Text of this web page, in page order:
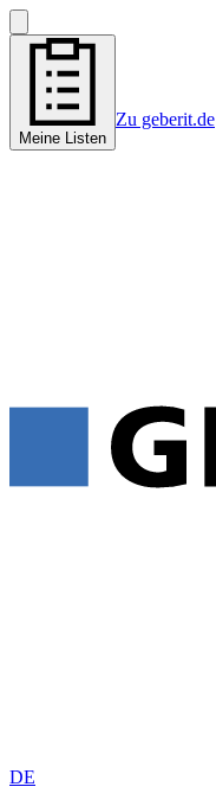
Meine Listen
Zu geberit.de
DE